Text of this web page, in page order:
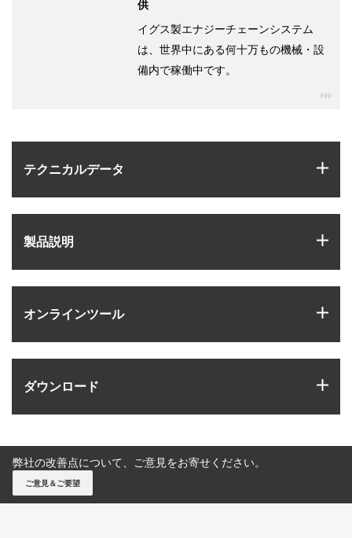
テクニカルデータ
製品説明
オンラインツール
ダウンロード
供
イグス製エナジーチェーンシステム
は、世界中にある何十万もの機械・設
備内で稼働中です。
弊社の改善点について、ご意見をお寄せください。
ご意見＆ご要望